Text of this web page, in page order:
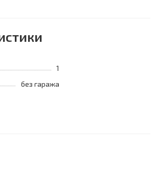
1
без гаража